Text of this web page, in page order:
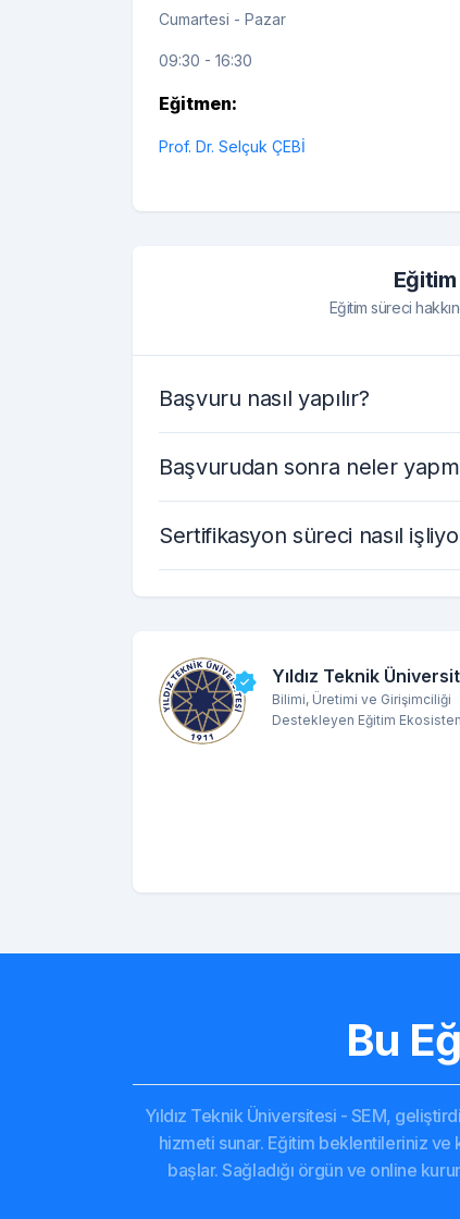
Cumartesi - Pazar
09:30 - 16:30
Eğitmen:
Prof. Dr. Selçuk ÇEBİ
Eğitim süreci
Başvuru nasıl yapılır?
Başvurudan sonra neler
Sertifikasyon süreci nasıl
Yıldız Teknik
Bilimi, Üretimi ve Girişimciliği
Destekleyen Eğitim
Bu
Yıldız Teknik Üniversitesi - SEM,
hizmeti sunar. Eğitim beklentileriniz ve
başlar. Sağladığı örgün ve online